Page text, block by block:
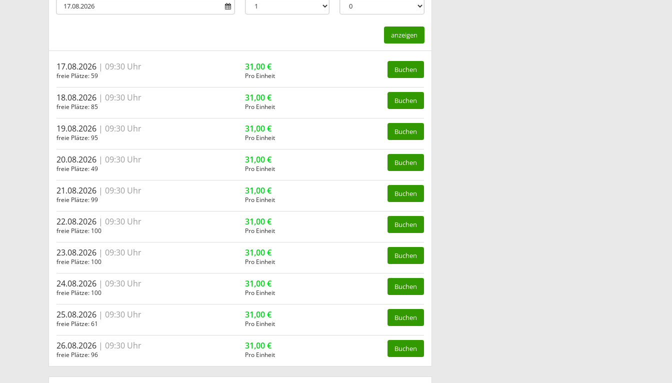
anzeigen
17.08.2026 09:30 Uhr
freie Plätze 59
31,00 €
Pro Einheit
Buchen
18.08.2026 09:30 Uhr
freie Plätze 85
31,00 €
Pro Einheit
Buchen
19.08.2026 09:30 Uhr
freie Plätze 95
31,00 €
Pro Einheit
Buchen
20.08.2026 09:30 Uhr
freie Plätze 49
31,00 €
Pro Einheit
Buchen
21.08.2026 09:30 Uhr
freie Plätze 99
31,00 €
Pro Einheit
Buchen
22.08.2026 09:30 Uhr
freie Plätze 100
31,00 €
Pro Einheit
Buchen
23.08.2026 09:30 Uhr
freie Plätze 100
31,00 €
Pro Einheit
Buchen
24.08.2026 09:30 Uhr
freie Plätze 100
31,00 €
Pro Einheit
Buchen
25.08.2026 09:30 Uhr
freie Plätze 61
31,00 €
Pro Einheit
Buchen
26.08.2026 09:30 Uhr
freie Plätze 96
31,00 €
Pro Einheit
Buchen